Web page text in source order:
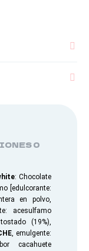
0
: Chocolate
[edulcorante:
en polvo,
acesulfamo
tostado (19%),
, emulgente:
cacahuete